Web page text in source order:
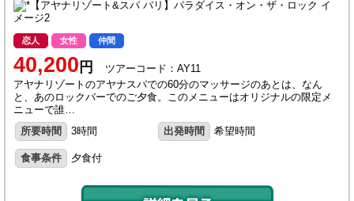
恋人 女性 仲間
40,200 円
ツアーコード：AY11
アヤナリゾートのアヤナスパでの60分のマッサージのあとは、なん
と、あのロックバーでのご夕食。このメニューはオリジナルの限定メ
ニューで誰…
所要時間
3時間 出発時間 希望時間
食事条件 夕食付